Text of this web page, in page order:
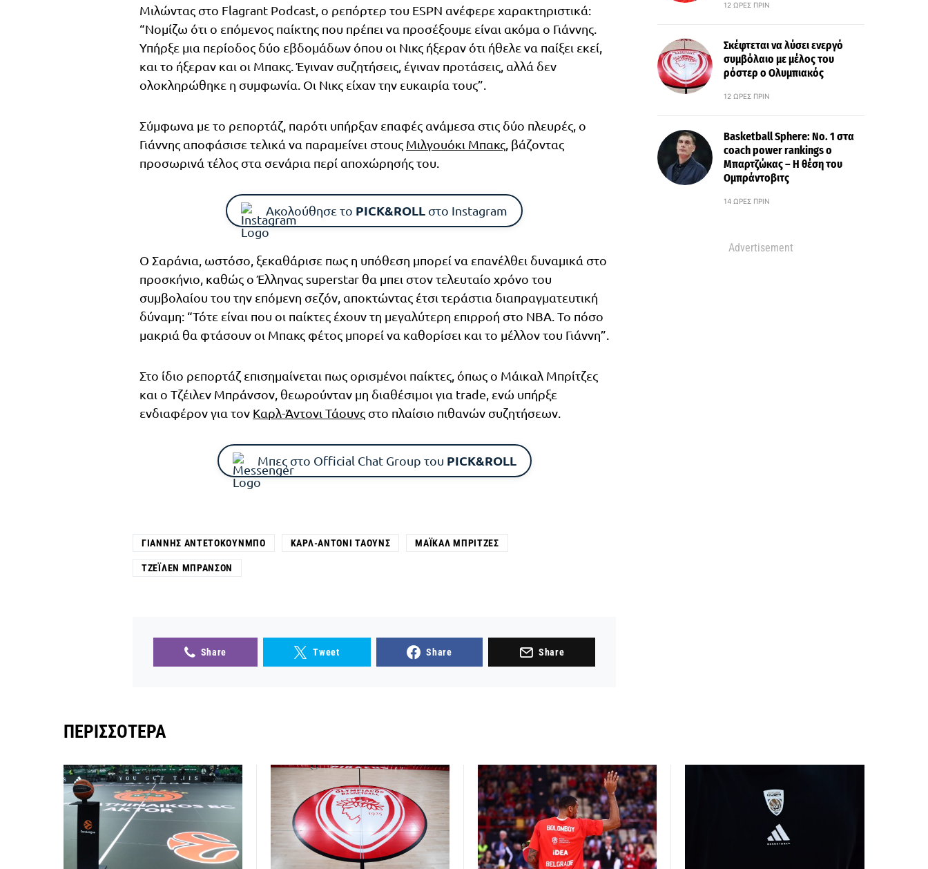
Μιλώντας στο Flagrant Podcast, ο ρεπόρτερ του ESPN ανέφερε χαρακτηριστικά:
“Νομίζω ότι ο επόμενος παίκτης που πρέπει να προσέξουμε είναι ακόμα ο Γιάννης.
Υπήρξε μια περίοδος δύο εβδομάδων όπου οι Νικς ήξεραν ότι ήθελε να παίξει εκεί,
και το ήξεραν και οι Μπακς. Έγιναν συζητήσεις, έγιναν προτάσεις, αλλά δεν
ολοκληρώθηκε η συμφωνία. Οι Νικς είχαν την ευκαιρία τους”.
Σύμφωνα με το ρεπορτάζ, παρότι υπήρξαν επαφές ανάμεσα στις δύο πλευρές, ο
Γιάννης αποφάσισε τελικά να παραμείνει στους Μιλγουόκι Μπακς, βάζοντας
προσωρινά τέλος στα σενάρια περί αποχώρησής του.
Ακολούθησε το PICK&ROLL στο Instagram
Ο Σαράνια, ωστόσο, ξεκαθάρισε πως η υπόθεση μπορεί να επανέλθει δυναμικά στο
προσκήνιο, καθώς ο Έλληνας superstar θα μπει στον τελευταίο χρόνο του
συμβολαίου του την επόμενη σεζόν, αποκτώντας έτσι τεράστια διαπραγματευτική
δύναμη: “Τότε είναι που οι παίκτες έχουν τη μεγαλύτερη επιρροή στο ΝΒΑ. Το πόσο
μακριά θα φτάσουν οι Μπακς φέτος μπορεί να καθορίσει και το μέλλον του Γιάννη”.
Στο ίδιο ρεπορτάζ επισημαίνεται πως ορισμένοι παίκτες, όπως ο Μάικαλ Μπρίτζες
και ο Τζέιλεν Μπράνσον, θεωρούνταν μη διαθέσιμοι για trade, ενώ υπήρξε
ενδιαφέρον για τον Καρλ-Άντονι Τάουνς στο πλαίσιο πιθανών συζητήσεων.
Μπες στο Official Chat Group του PICK&ROLL
ΓΙΆΝΝΗΣ ΑΝΤΕΤΟΚΟΎΝΜΠΟ ΚΑΡΛ-ΆΝΤΟΝΙ ΤΆΟΥΝΣ ΜΆΙΚΑΛ ΜΠΡΊΤΖΕΣ
ΤΖΈΙΛΕΝ ΜΠΡΆΝΣΟΝ
Share Tweet Share Share
12 ΏΡΕΣ ΠΡΙΝ
Σκέφτεται να λύσει ενεργό
συμβόλαιο με μέλος του
ρόστερ ο Ολυμπιακός
12 ΏΡΕΣ ΠΡΙΝ
Basketball Sphere: No. 1 στα
coach power rankings ο
Μπαρτζώκας – Η θέση του
Ομπράντοβιτς
14 ΏΡΕΣ ΠΡΙΝ
Advertisement
ΠΕΡΙΣΣΌΤΕΡΑ